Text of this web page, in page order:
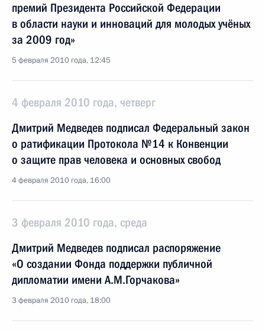
премий Президента Российской Федерации
в области науки и инноваций для молодых учёных
за 2009 год»
5 февраля 2010 года, 12:45
4 февраля 2010 года, четверг
Дмитрий Медведев подписал Федеральный закон
о ратификации Протокола №14 к Конвенции
о защите прав человека и основных свобод
4 февраля 2010 года, 16:00
3 февраля 2010 года, среда
Дмитрий Медведев подписал распоряжение
«О создании Фонда поддержки публичной
дипломатии имени А.М.Горчакова»
3 февраля 2010 года, 18:00